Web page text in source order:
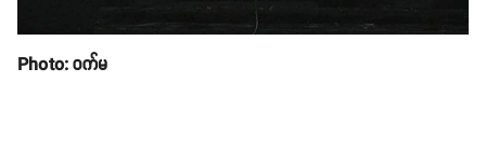
Photo: ဝက်မ